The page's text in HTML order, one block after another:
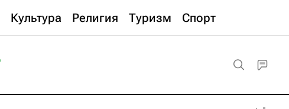
Культура Религия Туризм Спорт